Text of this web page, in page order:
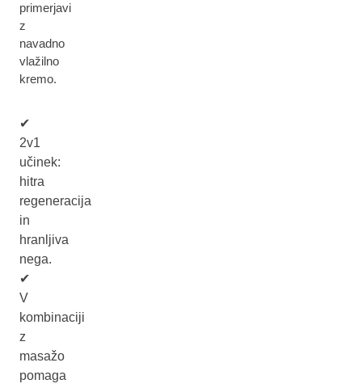
primerjavi
z
navadno
vlažilno
kremo.
✔
2v1
učinek:
hitra
regeneracija
in
hranljiva
nega.
✔
V
kombinaciji
z
masažo
pomaga